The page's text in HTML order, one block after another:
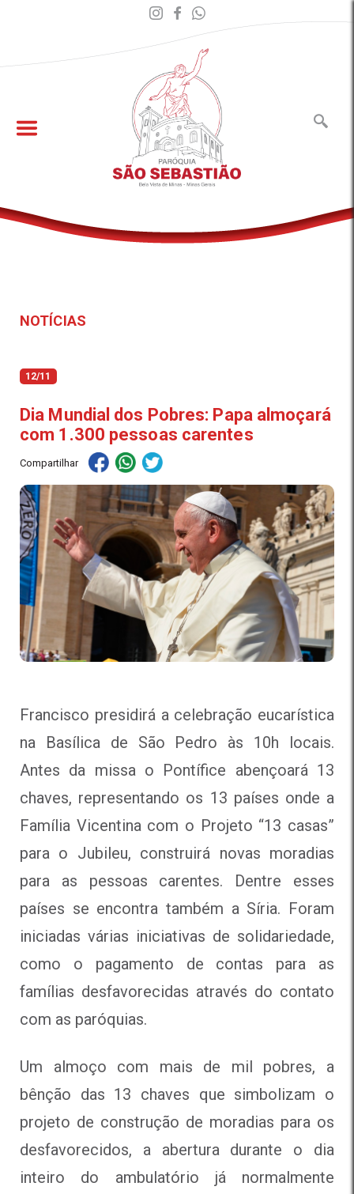
NOTÍCIAS
12/11
Dia Mundial dos Pobres: Papa almoçará
com 1.300 pessoas carentes
Compartilhar
Francisco presidirá a celebração eucarística
na Basílica de São Pedro às 10h locais.
Antes da missa o Pontífice abençoará 13
chaves, representando os 13 países onde a
Família Vicentina com o Projeto “13 casas”
para o Jubileu, construirá novas moradias
para as pessoas carentes. Dentre esses
países se encontra também a Síria. Foram
iniciadas várias iniciativas de solidariedade,
como o pagamento de contas para as
famílias desfavorecidas através do contato
com as paróquias.
Um almoço com mais de mil pobres, a
bênção das 13 chaves que simbolizam o
projeto de construção de moradias para os
desfavorecidos, a abertura durante o dia
inteiro do ambulatório já normalmente